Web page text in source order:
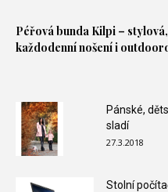
Péřová bunda Kilpi –
každodenní nošení i
Pánské,
sladí
27.3.2018
Stolní